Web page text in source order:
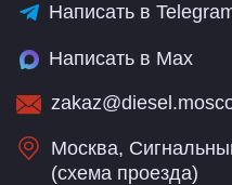
Написать в
Написать в Max
Москва,
(схема проезда)